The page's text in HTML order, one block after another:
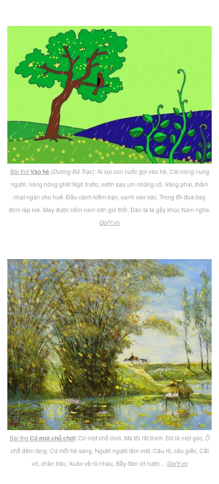
Bài thơVào hè (Dương Bá Trạc): Ai xui con cuốc gọi vào hè, Cái nóng nung
người, nóng nóng ghê! Ngõ trước, vườn sau um những cỏ, Vàng phai, thắm
nhạt ngán cho huê. Đầu cành kiếm bạn, oanh xao xác, Trong tối đua bay,
đóm lập loè. May được nồm nam cơn gió thổi, Đàn ta ta gảy khúc Nam nghe.
GoiY.vn
Bài thơCó một chỗ chơi: Có một chỗ chơi, Mà tôi rất thích. Đó là một góc, Ở
chỗ đầm làng. Cứ mỗi hè sang, Người người tắm mát. Câu rô, câu giếc, Cất
vó, chăn trâu, Xuân về rủ nhau, Bẫy đàn vịt nước… GoiY.vn